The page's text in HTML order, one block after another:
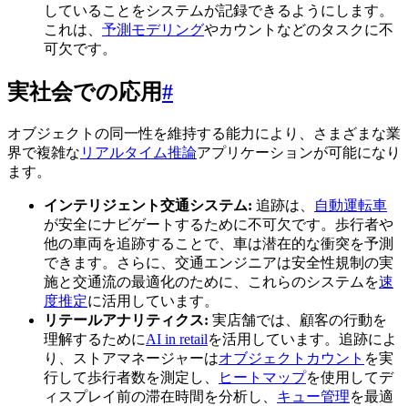
していることをシステムが記録できるようにします。
これは、 予測モデリングやカウントなどのタスクに不
可欠です。
実社会での応用#
オブジェクトの同一性を維持する能力により、さまざまな業
界で複雑な リアルタイム推論アプリケーションが可能になり
ます。
インテリジェント交通システム: 追跡は、
自動運転車
が安全にナビゲートするために不可欠です。歩行者や
他の車両を追跡することで、車は潜在的な衝突を予測
できます。さらに、交通エンジニアは安全性規制の実
施と交通流の最適化のために、これらのシステムを速
度推定に活用しています。
リテールアナリティクス: 実店舗では、顧客の行動を
理解するためにAI in retailを活用しています。追跡によ
り、ストアマネージャーはオブジェクトカウント を実
行して歩行者数を測定し、
ヒートマップを使用してデ
ィスプレイ前の滞在時間を分析し、 キュー管理を最適